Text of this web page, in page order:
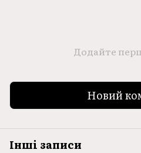
Додайте
Новий
Інші записи